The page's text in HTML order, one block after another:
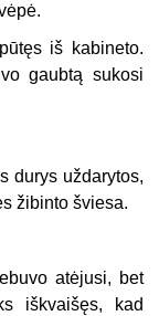
iš kabineto.
gaubtą sukosi
durys uždarytos,
žibinto šviesa.
atėjusi, bet
iškvaišęs, kad